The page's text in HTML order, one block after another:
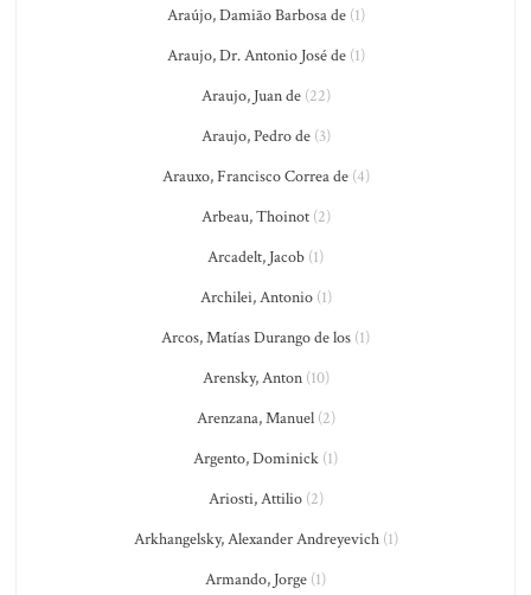
Araújo, Damião Barbosa de(1)
Araujo, Dr. Antonio José de(1)
Araujo, Juan de(22)
Araujo, Pedro de(3)
Arauxo, Francisco Correa de(4)
Arbeau, Thoinot(2)
Arcadelt, Jacob (1)
Archilei, Antonio(1)
Arcos, Matías Durango de los (1)
Arensky, Anton(10)
Arenzana, Manuel(2)
Argento, Dominick (1)
Ariosti, Attilio(2)
Arkhangelsky, Alexander Andreyevich(1)
Armando, Jorge (1)